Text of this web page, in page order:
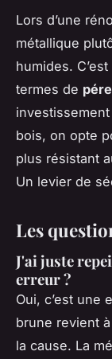
Lors d’une
métallique
humides.
termes de
bois, on opte
plus résistant
Un levier de
Les
J'ai juste
erreur ?
Oui, c’est une
brune revient
la cause. La